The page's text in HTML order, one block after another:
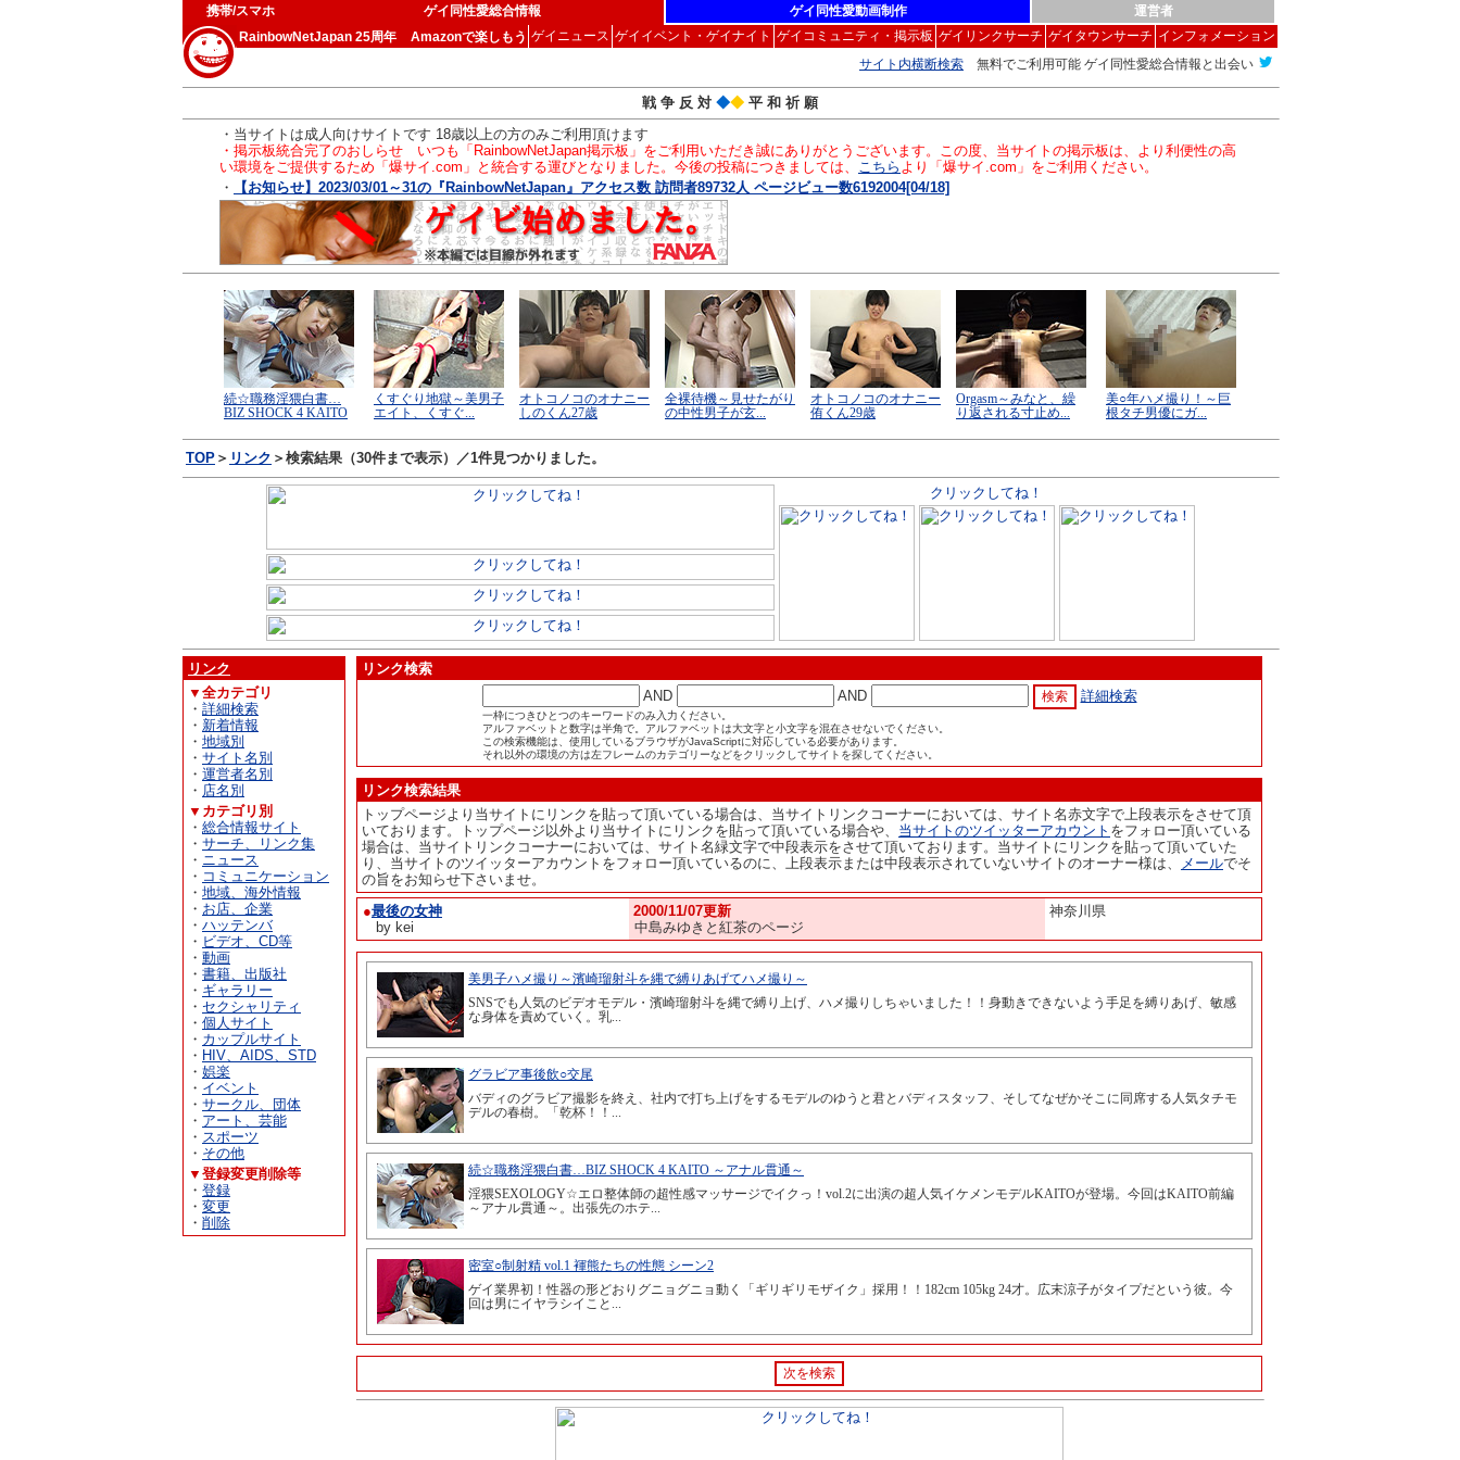
携帯/スマホ ゲイ同性愛総合情報 ゲイ同性愛動画制作
運営者
RainbowNetJapan 25周年
Amazonで楽しもう ゲイニュース ゲイイベント・ゲイナイト ゲイコミュニティ・掲示板 ゲイリンクサーチ ゲイタウンサーチ インフォメーション
サイト内横断検索 無料でご利用可能 ゲイ同性愛総合情報と出会い
戦 争 反 対 ◆◆ 平 和 祈 願
・当サイトは成人向けサイトです 18歳以上の方のみご利用頂けます
・掲示板統合完了のおしらせ いつも「RainbowNetJapan掲示板」をご利用いただき誠にありがとうございます。この度、当サイトの掲示板は、より利便性の高
い環境をご提供するため「爆サイ.com」と統合する運びとなりました。今後の投稿につきましては、 こちら より「爆サイ.com」をご利用ください。
・
【お知らせ】2023/03/01～31の『RainbowNetJapan』アクセス数 訪問者89732人 ページビュー数6192004[04/18]
TOP ＞ リンク ＞検索結果（30件まで表示）／1件見つかりました。
リンク
▼全カテゴリ
・ 詳細検索
・ 新着情報
・ 地域別
・ サイト名別
・ 運営者名別
・ 店名別
▼カテゴリ別
・ 総合情報サイト
・ サーチ、リンク集
・ ニュース
・ コミュニケーション
・ 地域、海外情報
・ お店、企業
・ ハッテンバ
・ ビデオ、CD等
・ 動画
・ 書籍、出版社
・ ギャラリー
・ セクシャリティ
・ 個人サイト
・ カップルサイト
・ HIV、AIDS、STD
・ 娯楽
・ イベント
・ サークル、団体
・ アート、芸能
・ スポーツ
・ その他
▼登録変更削除等
・ 登録
・ 変更
・ 削除
リンク検索
AND
AND 詳細検索
一枠につきひとつのキーワードのみ入力ください。
アルファベットと数字は半角で。アルファベットは大文字と小文字を混在させないでください。
この検索機能は、使用しているブラウザがJavaScriptに対応している必要があります。
それ以外の環境の方は左フレームのカテゴリーなどをクリックしてサイトを探してください。
リンク検索結果
トップページより当サイトにリンクを貼って頂いている場合は、当サイトリンクコーナーにおいては、サイト名赤文字で上段表示をさせて頂
いております。トップページ以外より当サイトにリンクを貼って頂いている場合や、 当サイトのツイッターアカウント をフォロー頂いている
場合は、当サイトリンクコーナーにおいては、サイト名緑文字で中段表示をさせて頂いております。当サイトにリンクを貼って頂いていた
り、当サイトのツイッターアカウントをフォロー頂いているのに、上段表示または中段表示されていないサイトのオーナー様は、
メールでそ
の旨をお知らせ下さいませ。
●最後の女神
by kei
2000/11/07更新
中島みゆきと紅茶のページ
神奈川県